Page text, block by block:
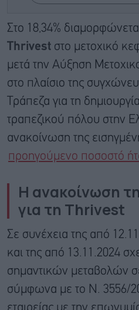
Στο 18,34%
Thrivest στο μετοχικό
μετά την Αύξηση
στο πλαίσιο της
Τράπεζα για τη
τραπεζικού πόλου στην
ανακοίνωση της
προηγούμενο ποσοστό
Η ανακοίνωση
για τη Thrivest
Σε συνέχεια της από
και της από 13.11.2024
σημαντικών μεταβολών
σύμφωνα με το Ν. 3556/
εταιρείας με την